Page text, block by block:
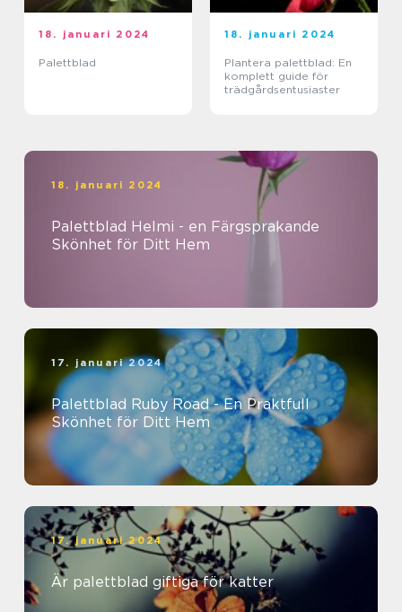
18. januari 2024
Palettblad
18. januari 2024
Plantera palettblad: En
komplett guide för
trädgårdsentusiaster
18. januari 2024
Palettblad Helmi - en Färgsprakande
Skönhet för Ditt Hem
17. januari 2024
Palettblad Ruby Road - En Praktfull
Skönhet för Ditt Hem
17. januari 2024
Är palettblad giftiga för katter